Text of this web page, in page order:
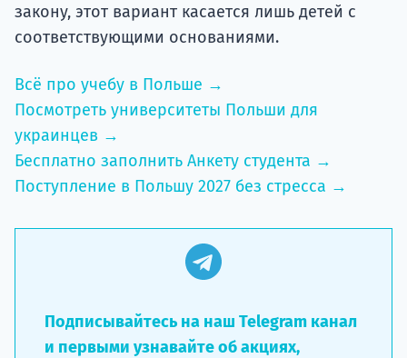
закону, этот вариант касается лишь детей с
соответствующими основаниями.
Всё про учебу в Польше →
Посмотреть университеты Польши для
украинцев →
Бесплатно заполнить Анкету студента →
Поступление в Польшу 2027 без стресса →
Подписывайтесь на наш Telegram канал
и первыми узнавайте об акциях,